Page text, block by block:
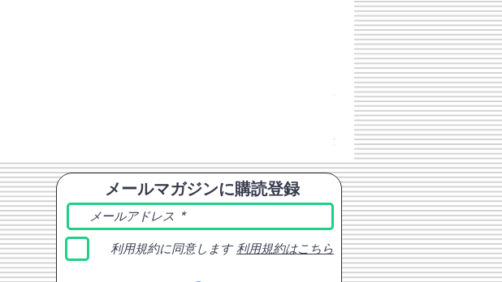
チェコスロバキア軍 連邦共
価格
￥398
消費税込み
メールマガジンに購読登録
利用規約に同意します 利用規約はこちら